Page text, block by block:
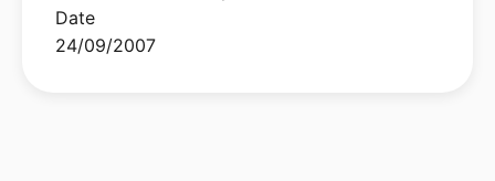
Date
24/09/2007